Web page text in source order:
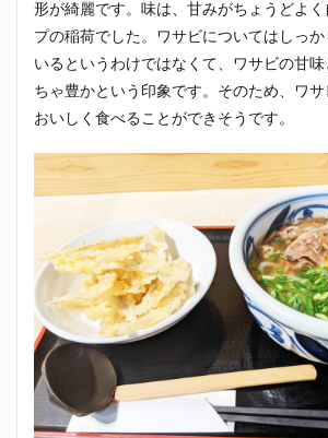
形が綺麗です。味は、甘みがちょうどよ
プの稲荷でした。ワサビについてはしっ
いるというわけではなくて、ワサビの甘味
ちゃ豊かという印象です。そのため、ワ
おいしく食べることができそうです。